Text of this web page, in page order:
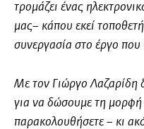
τρομάζει ένας
μας– κάπου εκεί
συνεργασία στο έργο που
Με τον Γιώργο Λαζαρίδη
για να δώσουμε τη
παρακολουθήσετε – κι